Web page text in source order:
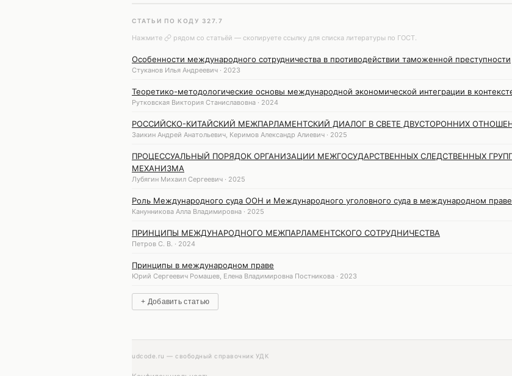
СТАТЬИ ПО КОДУ 327.7
Нажмите
рядом со статьёй — скопируете ссылку для списка литературы по ГОСТ.
Особенности международного сотрудничества в противодействии таможенной преступности
Стуканов Илья Андреевич · 2023
Теоретико-методологические основы международной экономической интеграции в
Рутковская Виктория Станиславовна · 2024
РОССИЙСКО-КИТАЙСКИЙ МЕЖПАРЛАМЕНТСКИЙ ДИАЛОГ В СВЕТЕ ДВУСТОРОННИХ
Заикин Андрей Анатольевич, Керимов Александр Алиевич · 2025
ПРОЦЕССУАЛЬНЫЙ ПОРЯДОК ОРГАНИЗАЦИИ МЕЖГОСУДАРСТВЕННЫХ СЛЕДСТВЕННЫХ
МЕХАНИЗМА
Лубягин Михаил Сергеевич · 2025
Роль Международного суда ООН и Международного уголовного суда в международном праве
Канунникова Алла Владимировна · 2025
ПРИНЦИПЫ МЕЖДУНАРОДНОГО МЕЖПАРЛАМЕНТСКОГО СОТРУДНИЧЕСТВА
Петров С. В. · 2024
Принципы в международном праве
Юрий Сергеевич Ромашев, Елена Владимировна Постникова · 2023
+ Добавить статью
udcode.ru — свободный справочник УДК